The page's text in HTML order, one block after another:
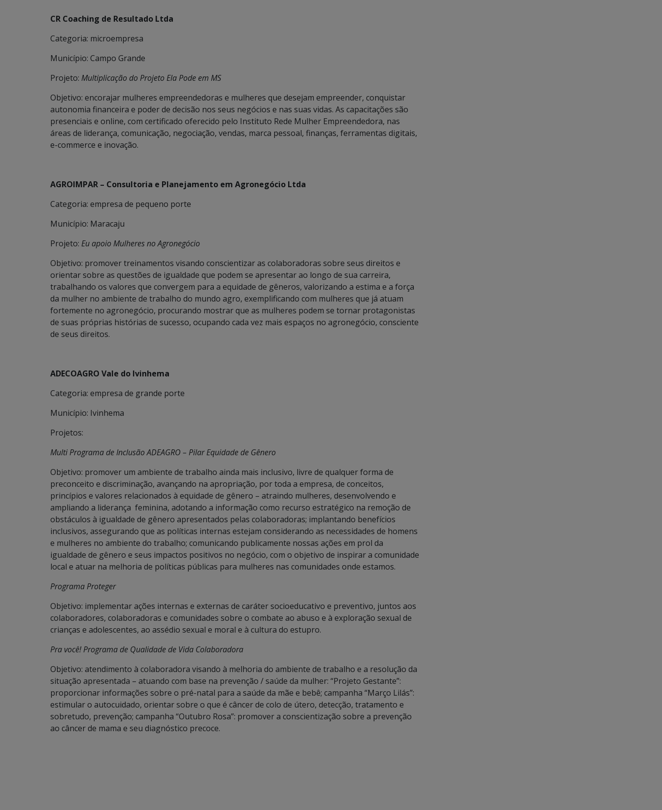
CR Coaching de Resultado Ltda
Categoria: microempresa
Município: Campo Grande
Projeto: Multiplicação do Projeto Ela Pode em MS
Objetivo: encorajar mulheres empreendedoras e mulheres que desejam empreender, conquistar
autonomia financeira e poder de decisão nos seus negócios e nas suas vidas. As capacitações são
presenciais e online, com certificado oferecido pelo Instituto Rede Mulher Empreendedora, nas
áreas de liderança, comunicação, negociação, vendas, marca pessoal, finanças, ferramentas digitais,
e-commerce e inovação.
AGROIMPAR – Consultoria e Planejamento em Agronegócio Ltda
Categoria: empresa de pequeno porte
Município: Maracaju
Projeto: Eu apoio Mulheres no Agronegócio
Objetivo: promover treinamentos visando conscientizar as colaboradoras sobre seus direitos e
orientar sobre as questões de igualdade que podem se apresentar ao longo de sua carreira,
trabalhando os valores que convergem para a equidade de gêneros, valorizando a estima e a força
da mulher no ambiente de trabalho do mundo agro, exemplificando com mulheres que já atuam
fortemente no agronegócio, procurando mostrar que as mulheres podem se tornar protagonistas
de suas próprias histórias de sucesso, ocupando cada vez mais espaços no agronegócio, consciente
de seus direitos.
ADECOAGRO Vale do Ivinhema
Categoria: empresa de grande porte
Município: Ivinhema
Projetos:
Multi Programa de Inclusão ADEAGRO – Pilar Equidade de Gênero
Objetivo: promover um ambiente de trabalho ainda mais inclusivo, livre de qualquer forma de
preconceito e discriminação, avançando na apropriação, por toda a empresa, de conceitos,
princípios e valores relacionados à equidade de gênero – atraindo mulheres, desenvolvendo e
ampliando a liderança feminina, adotando a informação como recurso estratégico na remoção de
obstáculos à igualdade de gênero apresentados pelas colaboradoras; implantando benefícios
inclusivos, assegurando que as políticas internas estejam considerando as necessidades de homens
e mulheres no ambiente do trabalho; comunicando publicamente nossas ações em prol da
igualdade de gênero e seus impactos positivos no negócio, com o objetivo de inspirar a comunidade
local e atuar na melhoria de políticas públicas para mulheres nas comunidades onde estamos.
Programa Proteger
Objetivo: implementar ações internas e externas de caráter socioeducativo e preventivo, juntos aos
colaboradores, colaboradoras e comunidades sobre o combate ao abuso e à exploração sexual de
crianças e adolescentes, ao assédio sexual e moral e à cultura do estupro.
Pra você! Programa de Qualidade de Vida Colaboradora
Objetivo: atendimento à colaboradora visando à melhoria do ambiente de trabalho e a resolução da
situação apresentada – atuando com base na prevenção / saúde da mulher: “Projeto Gestante”:
proporcionar informações sobre o pré-natal para a saúde da mãe e bebê; campanha “Março Lilás”:
estimular o autocuidado, orientar sobre o que é câncer de colo de útero, detecção, tratamento e
sobretudo, prevenção; campanha “Outubro Rosa”: promover a conscientização sobre a prevenção
ao câncer de mama e seu diagnóstico precoce.